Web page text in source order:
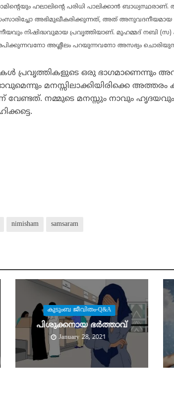
ഹലാലിന്റെ പരിധി പാലിക്കാന്‍ ബാധ്യസ്ഥരാണ്.
അഭിമുഖീകരിക്കുന്നത്, അത് അനുവദനീയമായ
നിഷിദ്ധവുമായ പ്രവൃത്തിയാണ്. മുഹമ്മദ് നബി (സ)
അശ്ലീലം പറയുന്നവനോ അസഭ്യം
പ്രവൃത്തികളുടെ ഒരു ഭാഗമാണെന്നും
മനസ്സിലാക്കിയിരിക്കെ അത്തരം
നമ്മുടെ മനസ്സും നാവും
nimisham samsaram
കുടുംബ ജീവിതം-Q&A
പിശുക്കനായ ഭര്‍ത്താവ്
January 28, 2021